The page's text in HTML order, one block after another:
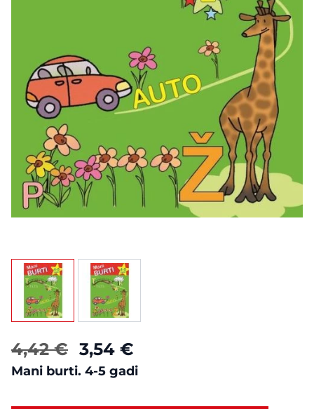
View larger imageView larger image
4,42 € 3,54 €
Mani burti. 4-5 gadi